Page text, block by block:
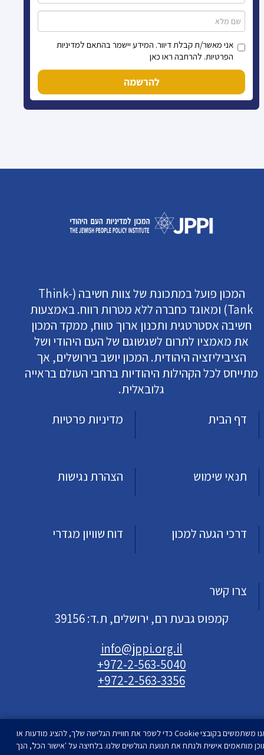
אני מאשר/ת קבלת דיוור. המידע יישמר בהתאם למדיניות
הפרטיות. להרחבה ראו כאן
להרשמה
המכון פועל במתכונת של צוות חשיבה (Think-
Tank) ומאוגד כחברה ללא מטרות רווח. באמצעות
חשיבה אסטרטגית ותכנון ארוך טווח, ממקד המכון
את מאמציו לתרום לשגשוגם של העם היהודי ושל
הציביליזציה היהודית. המכון יושב בירושלים, אך
מתייחס לכל הקהילות היהודיות ברחבי העולם בראייה
גלובאלית.
דף הבית
מדיניות פרטיות
תנאי שימוש הצהרת נגישות
דרכי הגעה למכון דוח שוויון מגדרי
צרו קשר
קמפוס גבעת רם, ירושלים, ת.ד: 39156
info@jppi.org.il
+972-2-563-5040
+972-2-563-3356
אנו משתמשים בקובצי Cookie כדי לשפר את חוויית הגלישה שלך, להציג מודעות או
מותאמים אישית ולנתח את תנועת הגולשים שלנו. בלחיצה על 'אישור הכל', הנך